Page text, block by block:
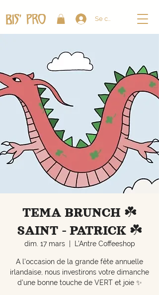
Se connecter
TEMA BRUNCH ☘️
SAINT - PATRICK ☘️
dim. 17 mars
  |
L’Antre Coffeeshop
A l’occasion de la grande fête annuelle
irlandaise, nous investirons votre dimanche
d’une bonne touche de VERT et joie ✨